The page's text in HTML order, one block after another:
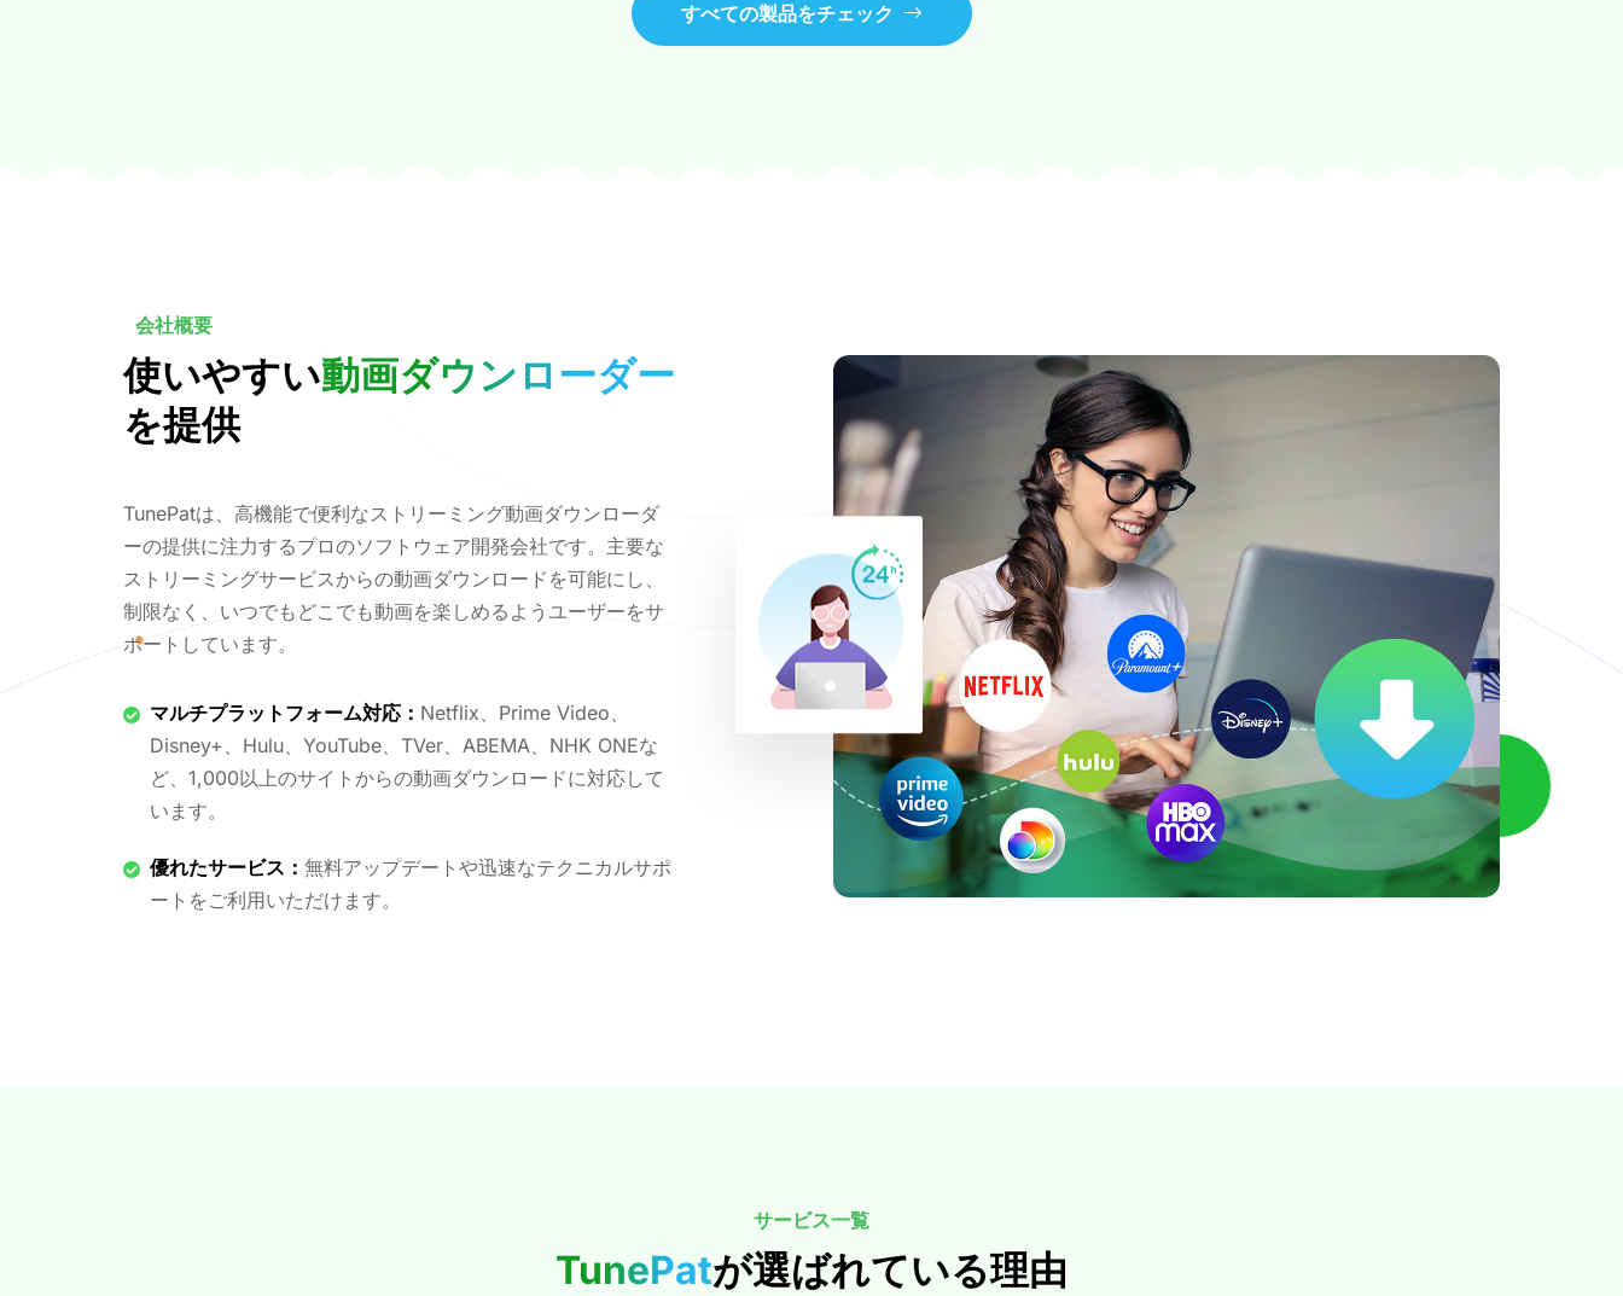
すべての製品をチェック
会社概要
使いやすい動画ダウンローダー
を提供
TunePatは、高機能で便利なストリーミング動画ダウンローダ
ーの提供に注力するプロのソフトウェア開発会社です。主要な
ストリーミングサービスからの動画ダウンロードを可能にし、
制限なく、いつでもどこでも動画を楽しめるようユーザーをサ
ポートしています。
マルチプラットフォーム対応： Netflix、Prime Video、
Disney+、Hulu、YouTube、TVer、ABEMA、NHK ONEな
ど、1,000以上のサイトからの動画ダウンロードに対応して
います。
優れたサービス： 無料アップデートや迅速なテクニカルサポ
ートをご利用いただけます。
サービス一覧
TunePatが選ばれている理由